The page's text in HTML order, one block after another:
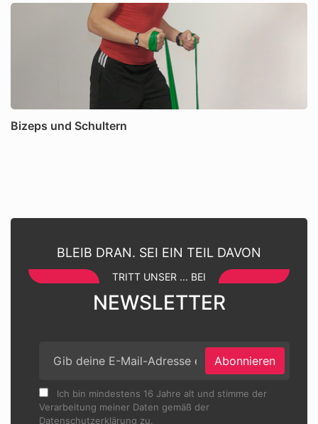
Bizeps und Schultern
BLEIB DRAN. SEI EIN TEIL DAVON
TRITT UNSER ... BEI
NEWSLETTER
Abonnieren
Ich bin mindestens 16 Jahre alt und stimme der
Verarbeitung meiner Daten gemäß der
Datenschutzerklärung zu.